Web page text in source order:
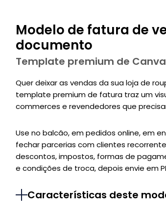
Modelo de fatura de
documento
Template premium de
Quer deixar as vendas da sua loja de
template premium de fatura traz um
commerces e revendedores que
Use no balcão, em pedidos online, em
fechar parcerias com clientes
descontos, impostos, formas de
e condições de troca, depois envie em
Características deste